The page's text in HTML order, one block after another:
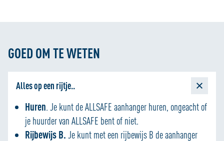
GOED OM TE WETEN
Alles op een rijtje..
Huren. Je kunt de ALLSAFE aanhanger huren, ongeacht of
je huurder van ALLSAFE bent of niet.
Rijbewijs B. Je kunt met een rijbewijs B de aanhanger